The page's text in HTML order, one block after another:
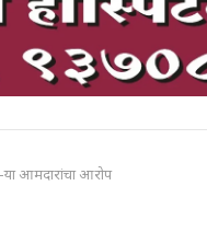
या आमदारांचा आरोप